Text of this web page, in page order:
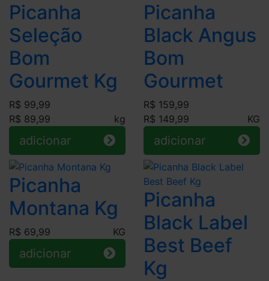
Picanha
Seleção
Bom
Gourmet Kg
R$ 99,99
R$ 89,99
kg
adicionar
Picanha
Black Angus
Bom
Gourmet
R$ 159,99
R$ 149,99
KG
adicionar
Picanha
Montana Kg
R$ 69,99 KG
adicionar
Picanha
Black Label
Best Beef
Kg